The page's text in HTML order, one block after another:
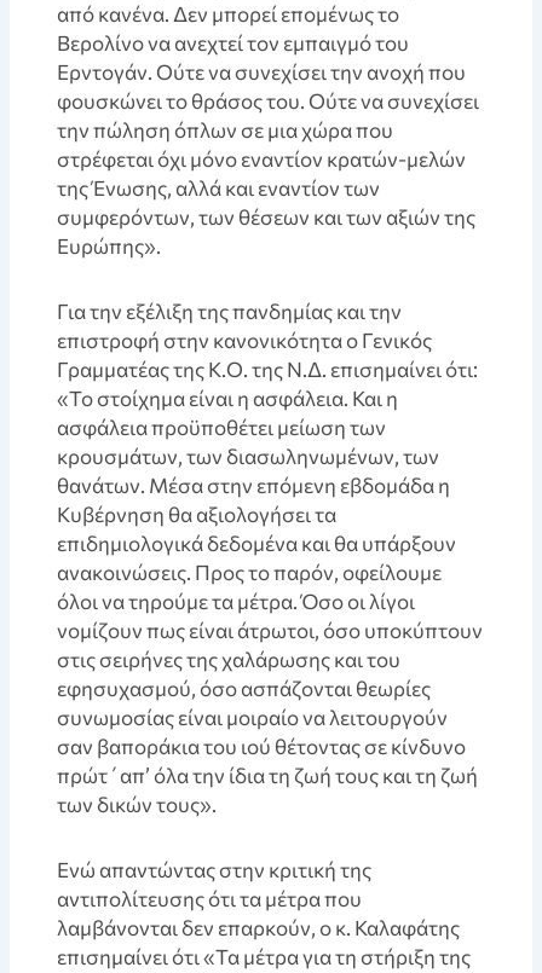
από κανένα. Δεν μπορεί επομένως το
Βερολίνο να ανεχτεί τον εμπαιγμό του
Ερντογάν. Ούτε να συνεχίσει την ανοχή που
φουσκώνει το θράσος του. Ούτε να συνεχίσει
την πώληση όπλων σε μια χώρα που
στρέφεται όχι μόνο εναντίον κρατών-μελών
της Ένωσης, αλλά και εναντίον των
συμφερόντων, των θέσεων και των αξιών της
Ευρώπης».
Για την εξέλιξη της πανδημίας και την
επιστροφή στην κανονικότητα ο Γενικός
Γραμματέας της Κ.Ο. της Ν.Δ. επισημαίνει ότι:
«Το στοίχημα είναι η ασφάλεια. Και η
ασφάλεια προϋποθέτει μείωση των
κρουσμάτων, των διασωληνωμένων, των
θανάτων. Μέσα στην επόμενη εβδομάδα η
Κυβέρνηση θα αξιολογήσει τα
επιδημιολογικά δεδομένα και θα υπάρξουν
ανακοινώσεις. Προς το παρόν, οφείλουμε
όλοι να τηρούμε τα μέτρα. Όσο οι λίγοι
νομίζουν πως είναι άτρωτοι, όσο υποκύπτουν
στις σειρήνες της χαλάρωσης και του
εφησυχασμού, όσο ασπάζονται θεωρίες
συνωμοσίας είναι μοιραίο να λειτουργούν
σαν βαποράκια του ιού θέτοντας σε κίνδυνο
πρώτ΄απ’ όλα την ίδια τη ζωή τους και τη ζωή
των δικών τους».
Ενώ απαντώντας στην κριτική της
αντιπολίτευσης ότι τα μέτρα που
λαμβάνονται δεν επαρκούν, ο κ. Καλαφάτης
επισημαίνει ότι «Τα μέτρα για τη στήριξη της